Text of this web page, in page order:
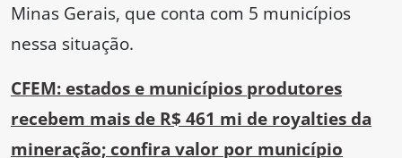
Minas Gerais, que conta com 5 municípios
nessa situação.
CFEM: estados e municípios produtores
recebem mais de R$ 461 mi de royalties da
mineração; confira valor por município